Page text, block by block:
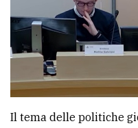
Il tema delle politiche